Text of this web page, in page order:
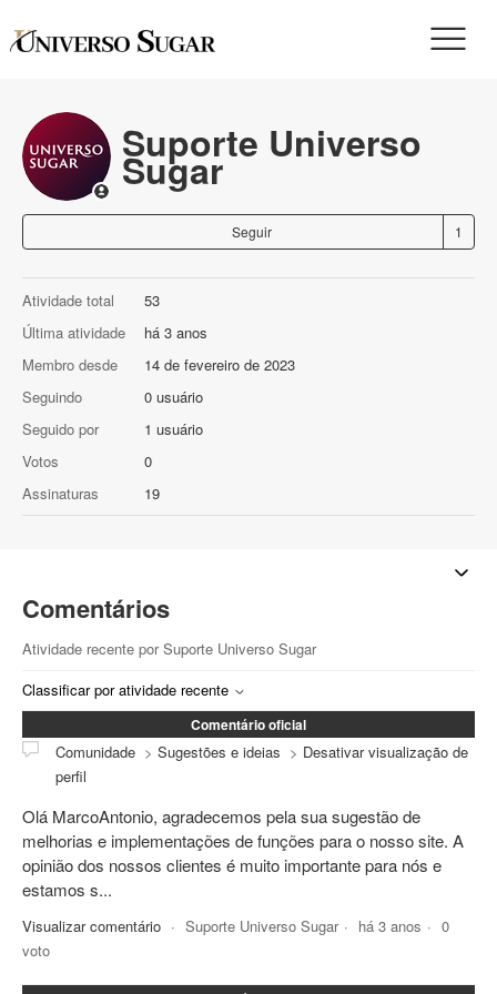
Suporte Universo
Sugar
Seguir
Atividade total
53
Última atividade
há 3 anos
Membro desde
14 de fevereiro de 2023
Seguindo
0 usuário
Seguido por
1 usuário
Votos
0
Assinaturas
19
Comentários
Atividade recente por Suporte Universo Sugar
Classificar por atividade recente
Comentário oficial
Comunidade Sugestões e ideias
Desativar visualização de
perfil
Olá MarcoAntonio, agradecemos pela sua sugestão de
melhorias e implementações de funções para o nosso site. A
opinião dos nossos clientes é muito importante para nós e
estamos s...
Visualizar comentário Suporte Universo Sugar há 3 anos
0
voto